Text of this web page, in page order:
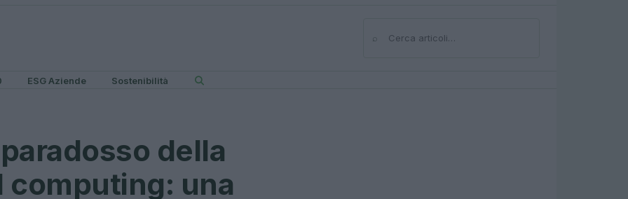
⌕Cerca
ESG Aziende Sostenibilità
della
una